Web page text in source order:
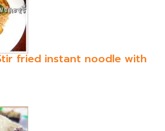
fried instant noodle with